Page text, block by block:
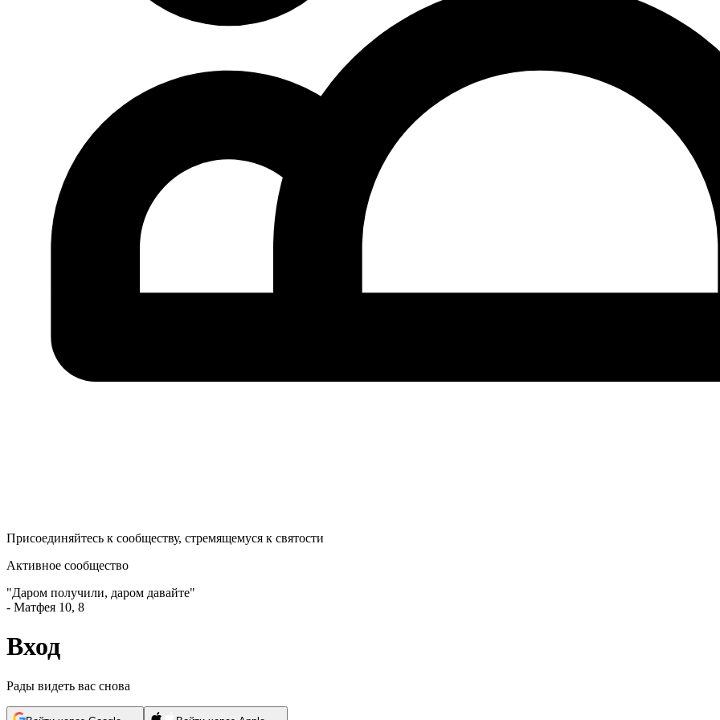
Присоединяйтесь к сообществу, стремящемуся к святости
Активное сообщество
"Даром получили, даром давайте"
- Матфея 10, 8
Вход
Рады видеть вас снова